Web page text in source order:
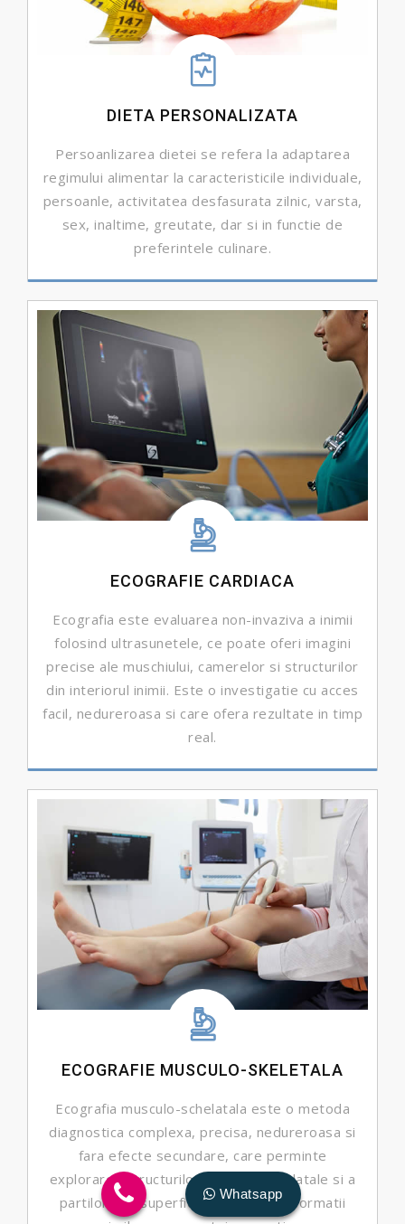
DIETA PERSONALIZATA
Persoanlizarea dietei se refera la adaptarea
regimului alimentar la caracteristicile individuale,
persoanle, activitatea desfasurata zilnic, varsta,
sex, inaltime, greutate, dar si in functie de
preferintele culinare.
DETALII ...
ECOGRAFIE CARDIACA
Ecografia este evaluarea non-invaziva a inimii
folosind ultrasunetele, ce poate oferi imagini
precise ale muschiului, camerelor si structurilor
din interiorul inimii. Este o investigatie cu acces
facil, nedureroasa si care ofera rezultate in timp
real.
DETALII ...
ECOGRAFIE MUSCULO-SKELETALA
Ecografia musculo-schelatala este o metoda
diagnostica complexa, precisa, nedureroasa si
fara efecte secundare, care perminte
explorarea structurilor musculo schelatale si a
partilor moi superficiale, aducand informatii
Whatsapp